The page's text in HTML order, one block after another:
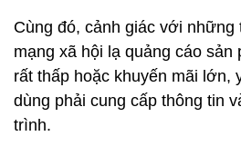
Cùng đó, cảnh giác với những
mạng xã hội lạ quảng cáo sản
rất thấp hoặc khuyến mãi lớn,
dùng phải cung cấp thông tin
trình.